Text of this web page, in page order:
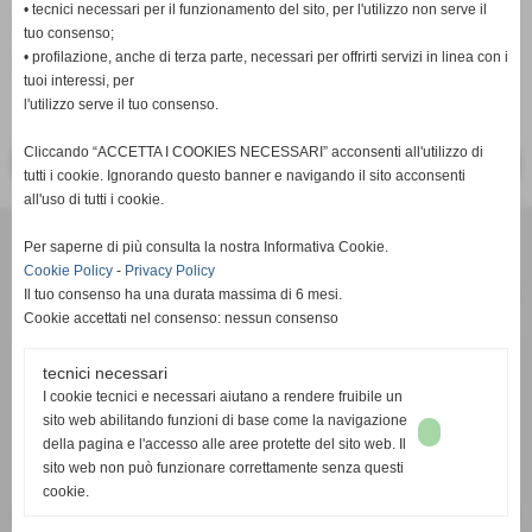
Fonte:Redazione PisaRRC
inserisci un nuovo commento
c/o Studio Commerciale Cambi Toscano - Via Renato Fucini 49 -
56100 Pisa (PI) - P.I. 02050770508
email:info@pisarrc.it- pec: pisarrc@pec.it
• tecnici necessari per il funzionamento del sito, per l'utilizzo non serve il
tuo consenso;
• profilazione, anche di terza parte, necessari per offrirti servizi in linea con i
tuoi interessi, per
l'utilizzo serve il tuo consenso.
Cliccando “ACCETTA I COOKIES NECESSARI” acconsenti all'utilizzo di
tutti i cookie. Ignorando questo banner e navigando il sito acconsenti
all'uso di tutti i cookie.
Per saperne di più consulta la nostra Informativa Cookie.
Cookie Policy - Privacy Policy
Il tuo consenso ha una durata massima di 6 mesi.
Cookie accettati nel consenso: nessun consenso
tecnici necessari
I cookie tecnici e necessari aiutano a rendere fruibile un
sito web abilitando funzioni di base come la navigazione
della pagina e l'accesso alle aree protette del sito web. Il
sito web non può funzionare correttamente senza questi
cookie.